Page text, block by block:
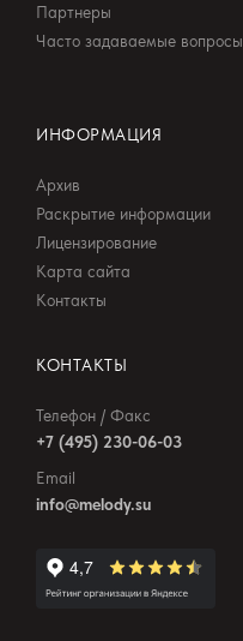
Партнеры
Часто задаваемые вопросы
ИНФОРМАЦИЯ
Архив
Раскрытие информации
Лицензирование
Карта сайта
Контакты
КОНТАКТЫ
Телефон / Факс
+7 (495) 230-06-03
Email
info@melody.su